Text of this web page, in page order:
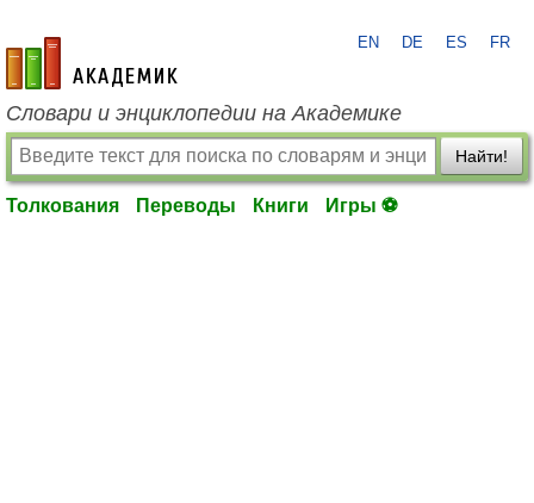
academic.ru
EN DE ES FR
Словари и энциклопедии на Академике
Найти!
Толкования Переводы Книги Игры ⚽